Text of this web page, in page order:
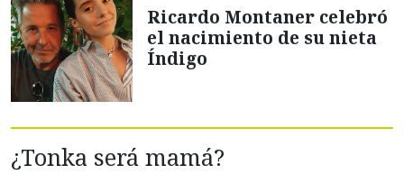
Ricardo Montaner celebró
el nacimiento de su nieta
Índigo
¿Tonka será mamá?